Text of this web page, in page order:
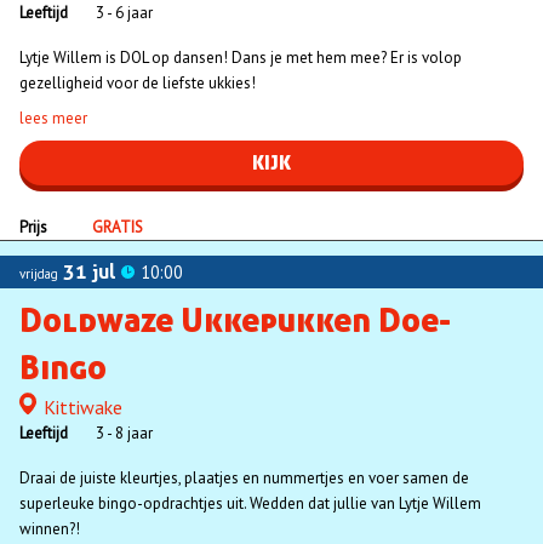
Leeftijd 3 - 6 jaar
Lytje Willem is DOL op dansen! Dans je met hem mee? Er is volop
gezelligheid voor de liefste ukkies!
lees meer
KIJK
Prijs GRATIS
vrijdag 31 jul 10:00
Doldwaze Ukkepukken Doe-
Bingo
LocatieKittiwake
Leeftijd 3 - 8 jaar
Draai de juiste kleurtjes, plaatjes en nummertjes en voer samen de
superleuke bingo-opdrachtjes uit. Wedden dat jullie van Lytje Willem
winnen?!